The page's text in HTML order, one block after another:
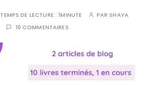
TEMPS DE LECTURE :1MINUTE PAR SHAYA
10 COMMENTAIRES